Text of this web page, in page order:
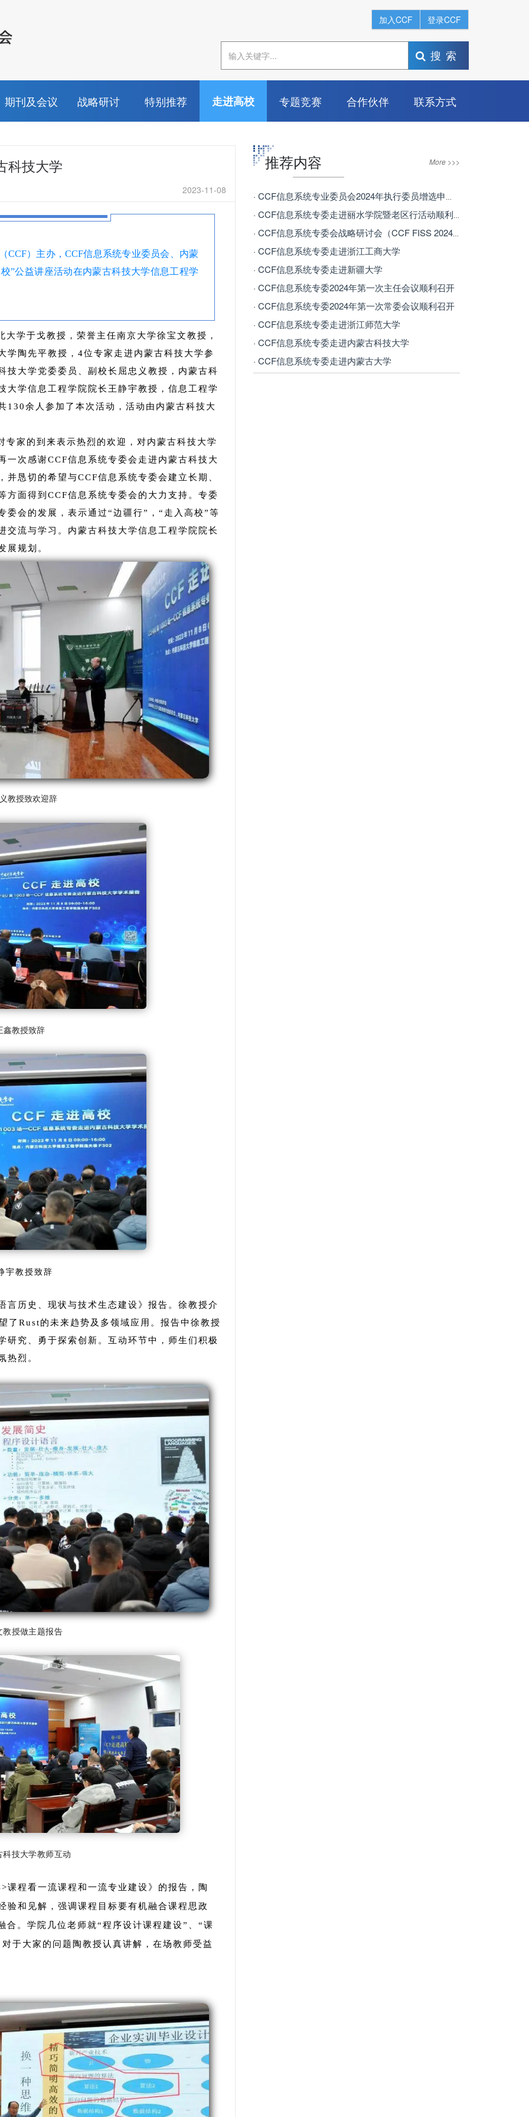
加入CCF 登录CCF
搜索
期刊及会议 战略研讨 特别推荐 走进高校 专题竞赛 合作伙伴 联系方式
科技大学
2023-11-08
CCF）主办，CCF信息系统专业委员会、内蒙
”公益讲座活动在内蒙古科技大学信息工程学
学于戈教授，荣誉主任南京大学徐宝文教授，
学陶先平教授，4位专家走进内蒙古科技大学参
技大学党委委员、副校长屈忠义教授，内蒙古科
大学信息工程学院院长王静宇教授，信息工程学
130余人参加了本次活动，活动由内蒙古科技大
专家的到来表示热烈的欢迎，对内蒙古科技大学
一次感谢CCF信息系统专委会走进内蒙古科技大
恳切的希望与CCF信息系统专委会建立长期、
方面得到CCF信息系统专委会的大力支持。专委
委会的发展，表示通过“边疆行”，“走入高校”等
交流与学习。内蒙古科技大学信息工程学院院长
展规划。
教授致欢迎辞
鑫教授致辞
宇教授致辞
言历史、现状与技术生态建设》报告。徐教授介
了Rust的未来趋势及多领域应用。报告中徐教授
研究、勇于探索创新。互动环节中，师生们积极
热烈。
教授做主题报告
科技大学教师互动
课程看一流课程和一流专业建设》的报告，陶
验和见解，强调课程目标要有机融合课程思政
合。学院几位老师就“程序设计课程建设”、“课
于大家的问题陶教授认真讲解，在场教师受益
推荐内容 More >>>
· CCF信息系统专业委员会2024年执行委员增选申请开始！
· CCF信息系统专委走进丽水学院暨老区行活动顺利举办
· CCF信息系统专委会战略研讨会（CCF FISS 2024）顺利召开
· CCF信息系统专委走进浙江工商大学
· CCF信息系统专委走进新疆大学
· CCF信息系统专委2024年第一次主任会议顺利召开
· CCF信息系统专委2024年第一次常委会议顺利召开
· CCF信息系统专委走进浙江师范大学
· CCF信息系统专委走进内蒙古科技大学
· CCF信息系统专委走进内蒙古大学